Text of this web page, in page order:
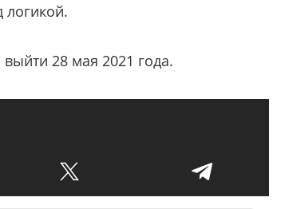
логикой.
28 мая 2021 года.